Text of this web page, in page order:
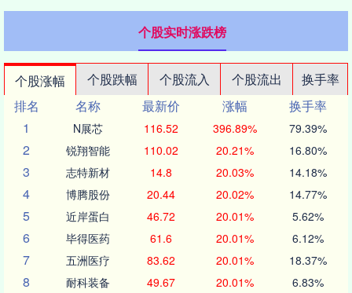
个股实时涨跌榜
个股涨幅 个股跌幅 个股流入 个股流出
换手率
排名
名称 最新价 涨幅
换手率
1
N展芯 116.52 396.89% 79.39%
2 锐翔智能 110.02 20.21% 16.80%
3 志特新材 14.8 20.03% 14.18%
4 博腾股份 20.44 20.02% 14.77%
5 近岸蛋白 46.72 20.01% 5.62%
6 毕得医药 61.6 20.01% 6.12%
7 五洲医疗 83.62 20.01% 18.37%
8 耐科装备 49.67 20.01% 6.83%